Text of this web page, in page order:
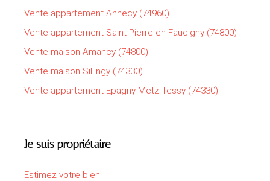
Vente appartement Annecy (74960)
Vente appartement Saint-Pierre-en-Faucigny (74800)
Vente maison Amancy (74800)
Vente maison Sillingy (74330)
Vente appartement Epagny Metz-Tessy (74330)
Je suis propriétaire
Estimez votre bien